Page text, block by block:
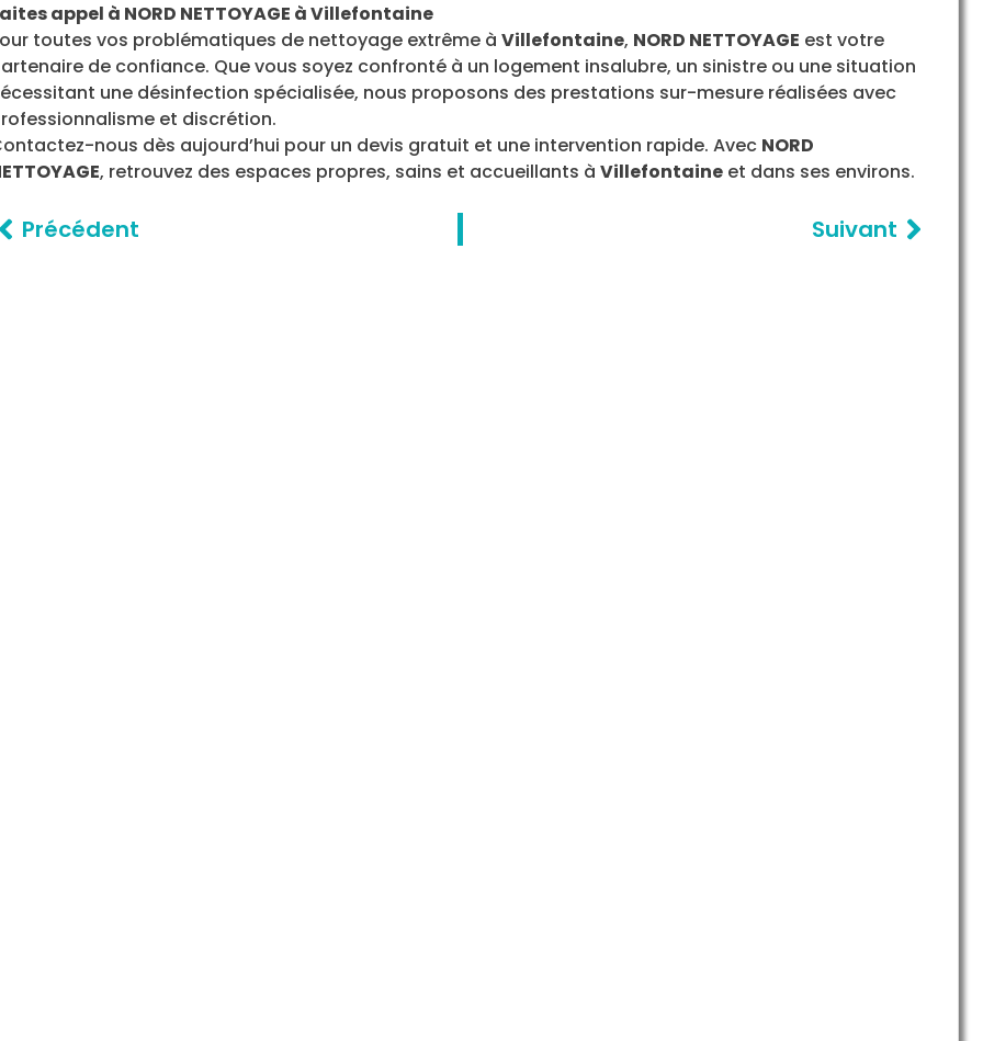
appel à NORD NETTOYAGE à Villefontaine
toutes vos problématiques de nettoyage extrême à Villefontaine, NORD NETTOYAGE est votre
de confiance. Que vous soyez confronté à un logement insalubre, un sinistre ou une situation
une désinfection spécialisée, nous proposons des prestations sur-mesure réalisées avec
et discrétion.
nous dès aujourd’hui pour un devis gratuit et une intervention rapide. Avec NORD
, retrouvez des espaces propres, sains et accueillants à Villefontaine et dans ses environs.
Précédent Suivant